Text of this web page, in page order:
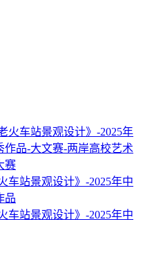
车站景观设计》-2025年中
品
车站景观设计》-2025年中